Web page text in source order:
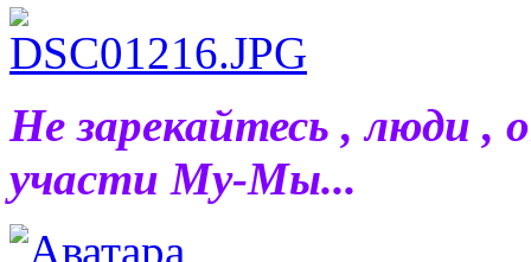
Не зарекайтесь , люди
участи Му-Мы...